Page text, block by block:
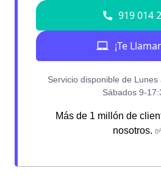
Más de 1 millón de
nosotros.